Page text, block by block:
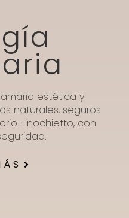
estética y
naturales, seguros
Finochietto, con